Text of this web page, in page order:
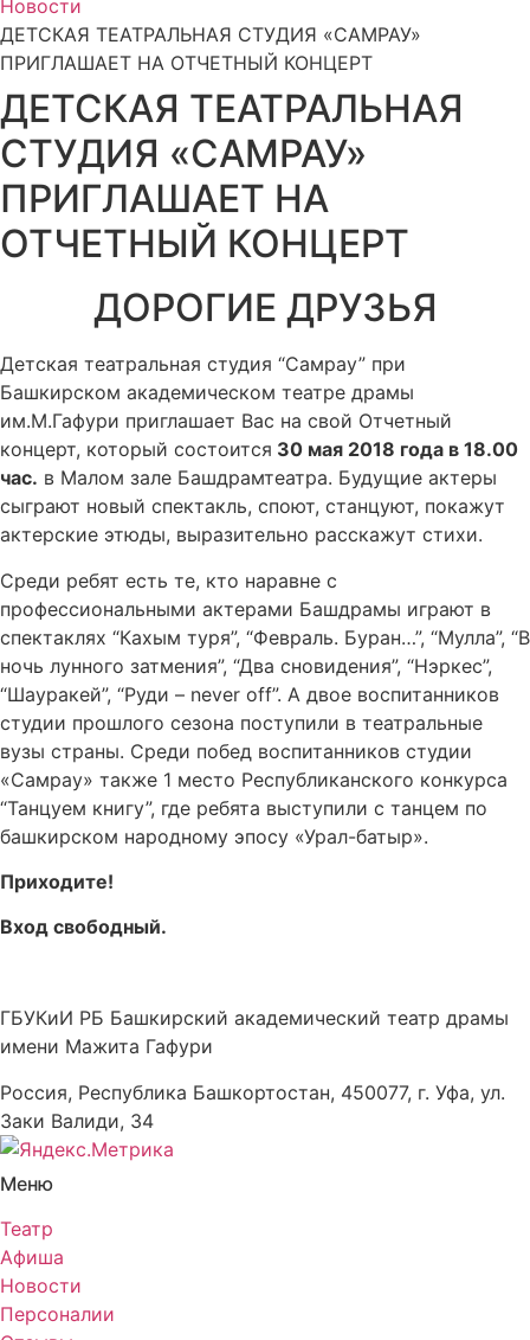
Новости
ДЕТСКАЯ ТЕАТРАЛЬНАЯ СТУДИЯ «САМРАУ»
ПРИГЛАШАЕТ НА ОТЧЕТНЫЙ КОНЦЕРТ
ДЕТСКАЯ ТЕАТРАЛЬНАЯ
СТУДИЯ «САМРАУ»
ПРИГЛАШАЕТ НА
ОТЧЕТНЫЙ КОНЦЕРТ
ДОРОГИЕ ДРУЗЬЯ
Детская театральная студия “Самрау” при
Башкирском академическом театре драмы
им.М.Гафури приглашает Вас на свой Отчетный
концерт, который состоится 30 мая 2018 года в 18.00
час. в Малом зале Башдрамтеатра. Будущие актеры
сыграют новый спектакль, споют, станцуют, покажут
актерские этюды, выразительно расскажут стихи.
Среди ребят есть те, кто наравне с
профессиональными актерами Башдрамы играют в
спектаклях “Кахым туря”, “Февраль. Буран…”, “Мулла”, “В
ночь лунного затмения”, “Два сновидения”, “Нэркес”,
“Шауракей”, “Руди – never off”. А двое воспитанников
студии прошлого сезона поступили в театральные
вузы страны. Среди побед воспитанников студии
«Самрау» также 1 место Республиканского конкурса
“Танцуем книгу”, где ребята выступили с танцем по
башкирском народному эпосу «Урал-батыр».
Приходите!
Вход свободный.
ГБУКиИ РБ Башкирский академический театр драмы
имени Мажита Гафури
Россия, Республика Башкортостан, 450077, г. Уфа, ул.
Заки Валиди, 34
Меню
Театр
Афиша
Новости
Персоналии